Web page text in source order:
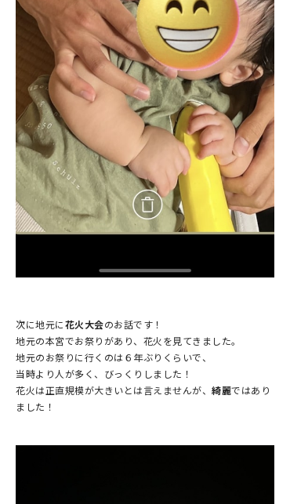
次に地元に花火大会のお話です！
地元の本宮でお祭りがあり、花火を見てきました。
地元のお祭りに行くのは６年ぶりくらいで、
当時より人が多く、びっくりしました！
花火は正直規模が大きいとは言えませんが、 綺麗ではあり
ました！